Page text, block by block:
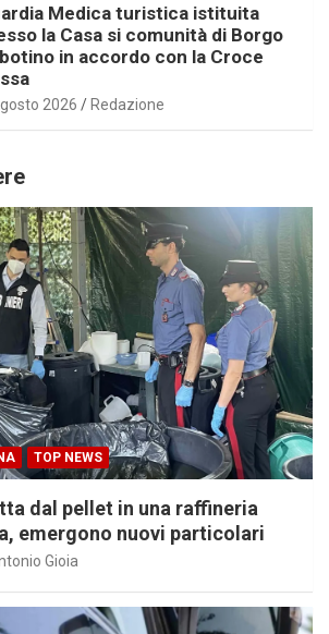
Medica turistica istituita
la Casa si comunità di Borgo
in accordo con la Croce
2026 Redazione
TOP NEWS
dal pellet in una raffineria
emergono nuovi particolari
Gioia